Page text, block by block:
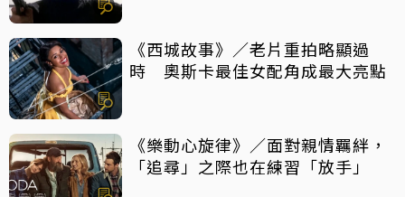
《西城故事》／老片重拍略顯過
時 奧斯卡最佳女配角成最大亮點
《樂動心旋律》／面對親情羈絆，
「追尋」之際也在練習「放手」